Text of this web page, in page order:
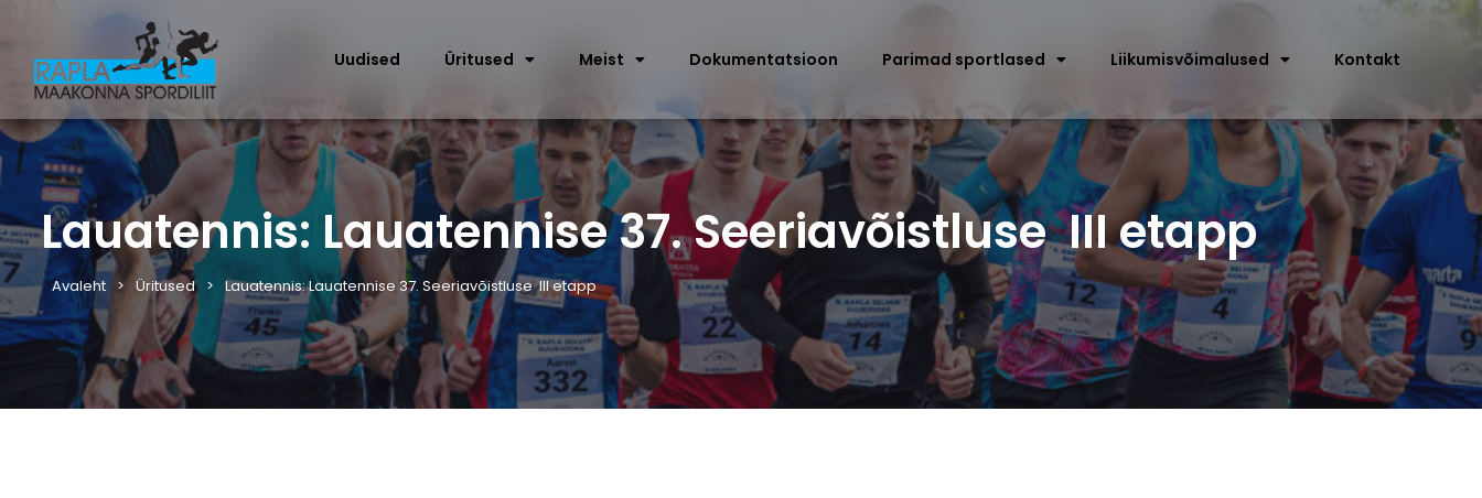
Uudised Üritused Meist Dokumentatsioon Parimad sportlased Liikumisvõimalused Kontakt
Lauatennis: Lauatennise 37. Seeriavõistluse III etapp
Avaleht Üritused Lauatennis: Lauatennise 37. Seeriavõistluse III etapp